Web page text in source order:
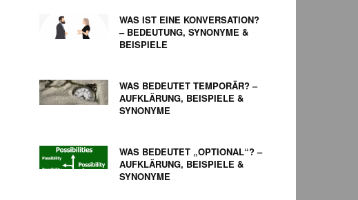
WAS IST EINE KONVERSATION?
– BEDEUTUNG, SYNONYME &
BEISPIELE
WAS BEDEUTET TEMPORÄR? –
AUFKLÄRUNG, BEISPIELE &
SYNONYME
WAS BEDEUTET „OPTIONAL“? –
AUFKLÄRUNG, BEISPIELE &
SYNONYME